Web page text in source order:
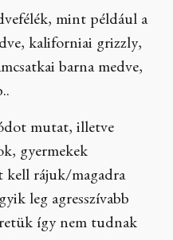
mint például a
kaliforniai grizzly,
barna medve,
mutat, illetve
gyermekek
kell rájuk/magadra
leg agresszívabb
így nem tudnak